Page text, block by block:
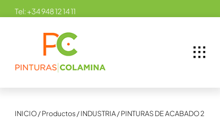
SkipTel:+34 948 12 14 11
INICIO/Productos/INDUSTRIA/PINTURAS DE ACABADO 2